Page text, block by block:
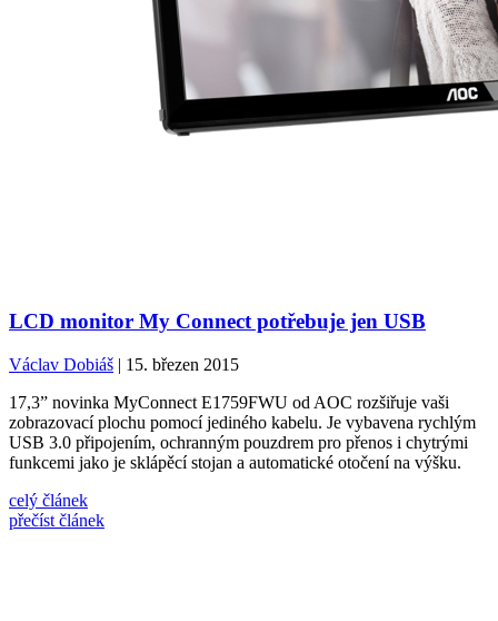
LCD monitor My Connect potřebuje jen USB
Václav Dobiáš | 15. březen 2015
17,3” novinka MyConnect E1759FWU od AOC rozšiřuje vaši
zobrazovací plochu pomocí jediného kabelu. Je vybavena rychlým
USB 3.0 připojením, ochranným pouzdrem pro přenos i chytrými
funkcemi jako je sklápěcí stojan a automatické otočení na výšku.
celý článek
přečíst článek